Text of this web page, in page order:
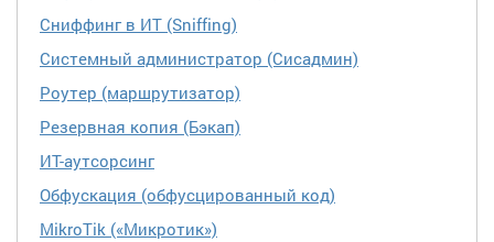
Сниффинг в ИТ (Sniffing)
Системный администратор (Сисадмин)
Роутер (маршрутизатор)
Резервная копия (Бэкап)
ИТ-аутсорсинг
Обфускация (обфусцированный код)
MikroTik («Микротик»)